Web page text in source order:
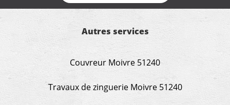
Autres services
Couvreur Moivre 51240
Travaux de zinguerie Moivre 51240